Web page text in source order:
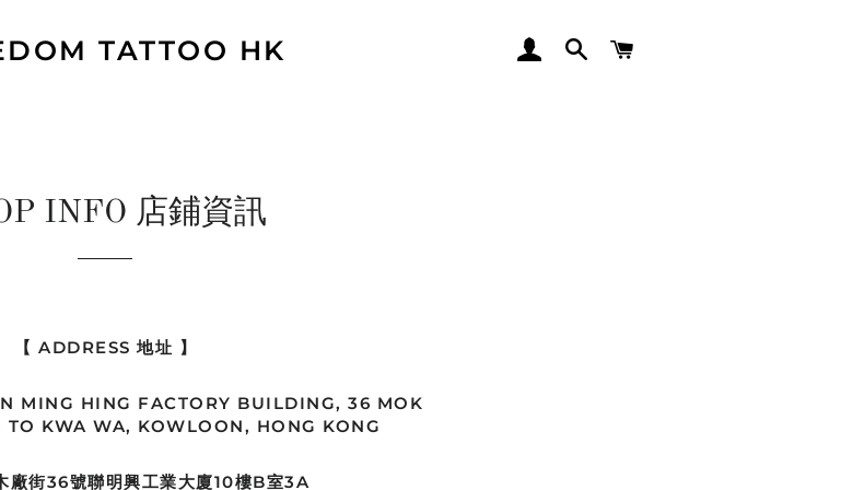
TATTOO HK LOG INSEARCH
INFO 店鋪資訊
【 ADDRESS 地址 】
MING HING FACTORY BUILDING, 36 MOK
TO KWA WA, KOWLOON, HONG KONG
廠街36號聯明興工業大廈10樓B室3A